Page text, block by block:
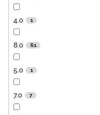
4.0 1
8.0 61
5.0 1
7.0 7